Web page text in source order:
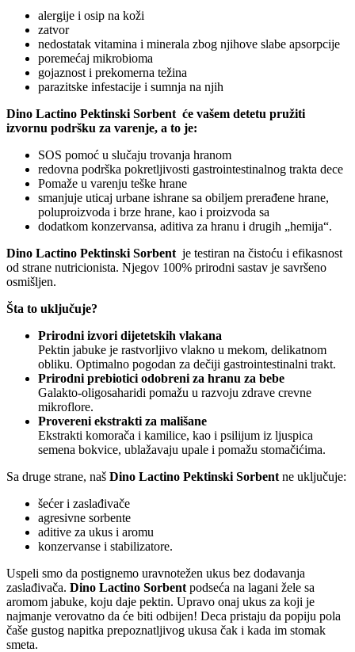
alergije i osip na koži
zatvor
nedostatak vitamina i minerala zbog njihove slabe apsorpcije
poremećaj mikrobioma
gojaznost i prekomerna težina
parazitske infestacije i sumnja na njih
Dino Lactino Pektinski Sorbent će vašem detetu pružiti
izvornu podršku za varenje, a to je:
SOS pomoć u slučaju trovanja hranom
redovna podrška pokretljivosti gastrointestinalnog trakta dece
Pomaže u varenju teške hrane
smanjuje uticaj urbane ishrane sa obiljem prerađene hrane,
poluproizvoda i brze hrane, kao i proizvoda sa
dodatkom konzervansa, aditiva za hranu i drugih „hemija“.
Dino Lactino Pektinski Sorbent je testiran na čistoću i efikasnost
od strane nutricionista. Njegov 100% prirodni sastav je savršeno
osmišljen.
Šta to uključuje?
Prirodni izvori dijetetskih vlakana
Pektin jabuke je rastvorljivo vlakno u mekom, delikatnom
obliku. Optimalno pogodan za dečiji gastrointestinalni trakt.
Prirodni prebiotici odobreni za hranu za bebe
Galakto-oligosaharidi pomažu u razvoju zdrave crevne
mikroflore.
Provereni ekstrakti za mališane
Ekstrakti komorača i kamilice, kao i psilijum iz ljuspica
semena bokvice, ublažavaju upale i pomažu stomačićima.
Sa druge strane, naš Dino Lactino Pektinski Sorbent ne uključuje:
šećer i zaslađivače
agresivne sorbente
aditive za ukus i aromu
konzervanse i stabilizatore.
Uspeli smo da postignemo uravnotežen ukus bez dodavanja
zaslađivača. Dino Lactino Sorbent podseća na lagani žele sa
aromom jabuke, koju daje pektin. Upravo onaj ukus za koji je
najmanje verovatno da će biti odbijen! Deca pristaju da popiju pola
čaše gustog napitka prepoznatljivog ukusa čak i kada im stomak
smeta.